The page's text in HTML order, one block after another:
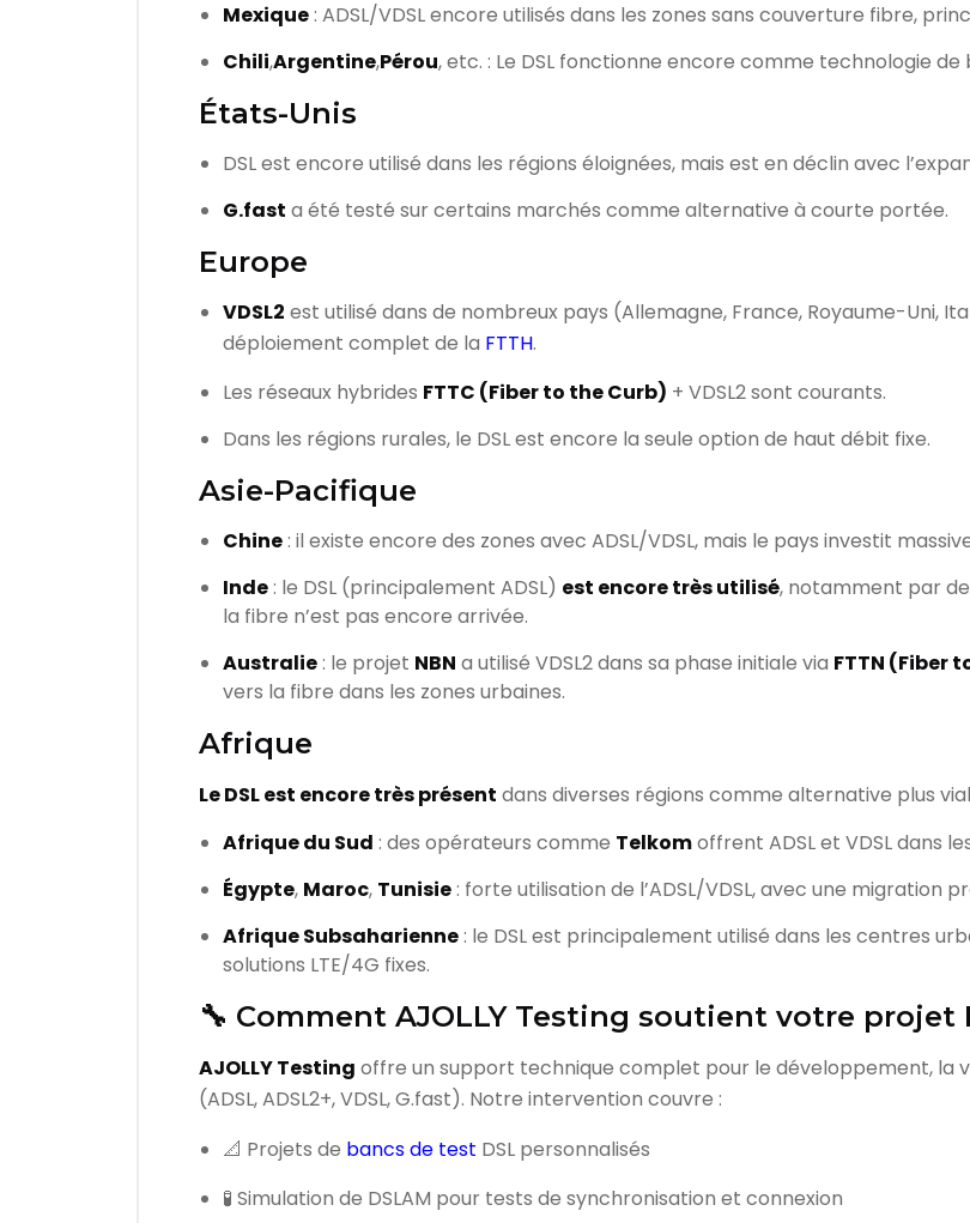
Mexique: ADSL/VDSL encore utilisés dans les zones sans couverture fibre,
Chili,Argentine,Pérou, etc. : Le DSL fonctionne encore comme technologie
États-Unis
DSL est encore utilisé dans les régions éloignées, mais est en déclin avec
G.fast a été testé sur certains marchés comme alternative à courte portée.
Europe
VDSL2 est utilisé dans de nombreux pays (Allemagne, France, Royaume-Uni,
déploiement complet de la FTTH.
Les réseaux hybrides FTTC (Fiber to the Curb) + VDSL2 sont courants.
Dans les régions rurales, le DSL est encore la seule option de haut débit fixe.
Asie-Pacifique
Chine: il existe encore des zones avec ADSL/VDSL, mais le pays investit
Inde: le DSL (principalement ADSL) est encore très utilisé, notamment par
la fibre n’est pas encore arrivée.
Australie: le projet NBN a utilisé VDSL2 dans sa phase initiale via FTTN (Fiber
vers la fibre dans les zones urbaines.
Afrique
Le DSL est encore très présent dans diverses régions comme alternative plus
Afrique du Sud : des opérateurs comme Telkomoffrent ADSL et VDSL dans
Égypte, Maroc, Tunisie: forte utilisation de l’ADSL/VDSL, avec une migration
Afrique Subsaharienne: le DSL est principalement utilisé dans les centres
solutions LTE/4G fixes.
🔧 Comment AJOLLY Testing soutient votre projet
AJOLLY Testing offre un support technique complet pour le développement, la
(ADSL, ADSL2+, VDSL, G.fast). Notre intervention couvre :
📐 Projets de bancs de test DSL personnalisés
🧪 Simulation de DSLAM pour tests de synchronisation et connexion